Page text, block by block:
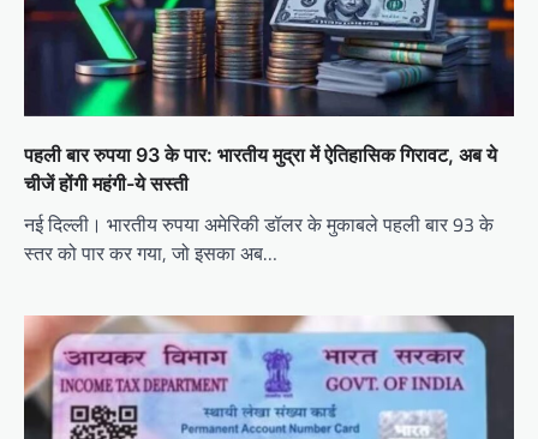
पहली बार रुपया 93 के पार: भारतीय मुद्रा में ऐतिहासिक गिरावट, अब ये
चीजें होंगी महंगी-ये सस्ती
नई दिल्ली। भारतीय रुपया अमेरिकी डॉलर के मुकाबले पहली बार 93 के
स्तर को पार कर गया, जो इसका अब…